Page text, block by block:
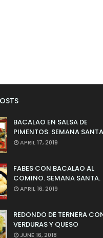
BACALAO EN SALSA DE
PIMENTOS. SEMANA SANTA
APRIL 17, 2019
FABES CON BACALAO AL
COMINO. SEMANA SANTA.
APRIL 16, 2019
REDONDO DE TERNERA
VERDURAS Y QUESO
JUNE 16, 2018